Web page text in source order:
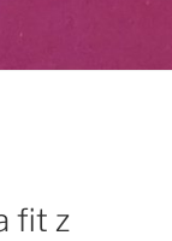
fit z